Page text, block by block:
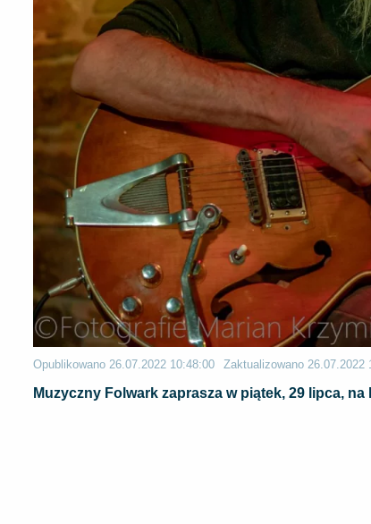
Opublikowano 26.07.2022 10:48:00 Zaktualizowano 26.07.2022
Muzyczny Folwark zaprasza w piątek, 29 lipca,